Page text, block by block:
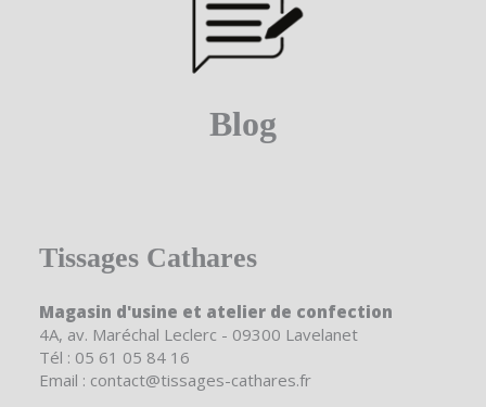
Blog
Tissages Cathares
Magasin d'usine et atelier de confection
4A, av. Maréchal Leclerc - 09300 Lavelanet
Tél : 05 61 05 84 16
Email : contact@tissages-cathares.fr